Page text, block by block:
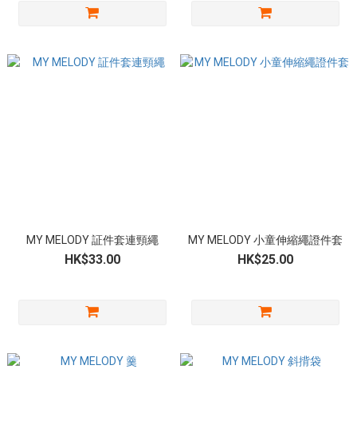
MY MELODY 証件套連頸繩
HK$33.00
MY MELODY 小童伸縮繩證件套
HK$25.00